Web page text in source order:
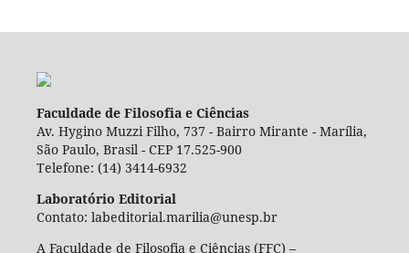
Faculdade de Filosofia e Ciências
Av. Hygino Muzzi Filho, 737 - Bairro Mirante - Marília,
São Paulo, Brasil - CEP 17.525-900
Telefone: (14) 3414-6932
Laboratório Editorial
Contato: labeditorial.marilia@unesp.br
A Faculdade de Filosofia e Ciências (FFC) –